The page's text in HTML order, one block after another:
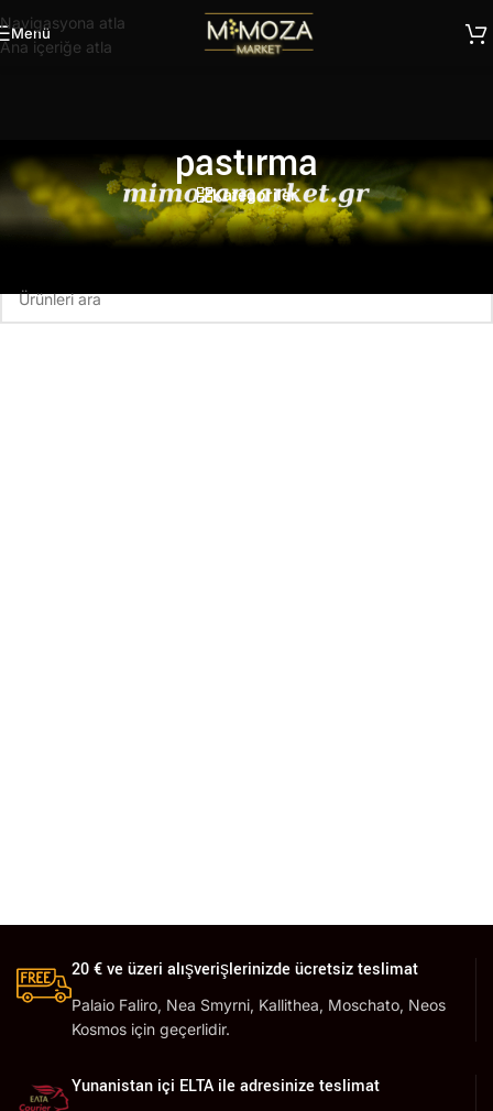
Navigasyona atla
Ana içeriğe atla
Menü
pastırma
Kategoriler
Ana Sayfa
Ürünler “pastırma” olarak etiketlendi
20 € ve üzeri alışverişlerinizde ücretsiz teslimat
Palaio Faliro, Nea Smyrni, Kallithea, Moschato, Neos
Kosmos için geçerlidir.
Yunanistan içi ELTA ile adresinize teslimat